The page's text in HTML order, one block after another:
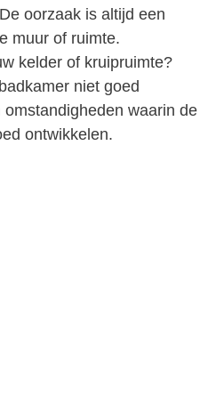
oorzaak is altijd een
muur of ruimte.
kelder of kruipruimte?
niet goed
waarin de
ontwikkelen.